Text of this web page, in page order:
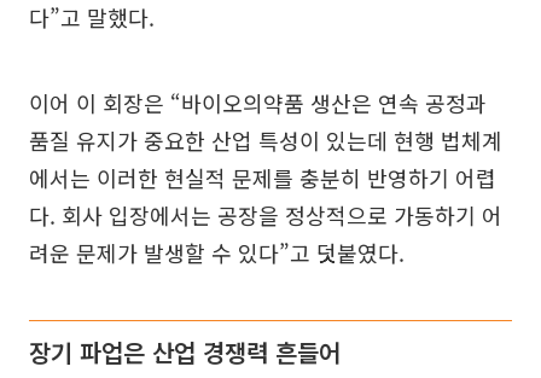
다”고 말했다.
이어 이 회장은 “바이오의약품 생산은 연속 공정과
품질 유지가 중요한 산업 특성이 있는데 현행 법체계
에서는 이러한 현실적 문제를 충분히 반영하기 어렵
다. 회사 입장에서는 공장을 정상적으로 가동하기 어
려운 문제가 발생할 수 있다”고 덧붙였다.
장기 파업은 산업 경쟁력 흔들어